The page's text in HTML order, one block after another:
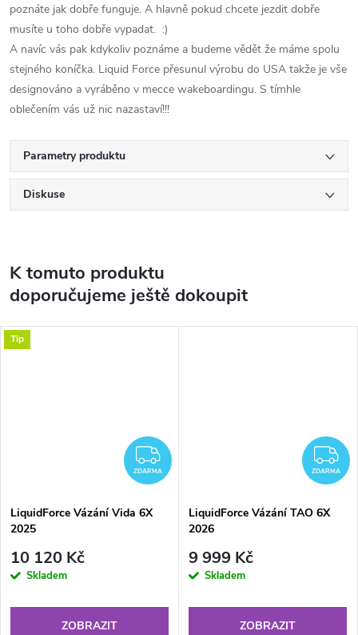
poznáte jak dobře funguje. A hlavně pokud chcete jezdit dobře
musíte u toho dobře vypadat. :)
A navíc vás pak kdykoliv poznáme a budeme vědět že máme spolu
stejného koníčka. Liquid Force přesunul výrobu do USA takže je vše
designováno a vyráběno v mecce wakeboardingu. S tímhle
oblečením vás už nic nazastaví!!!
Parametry produktu
Diskuse
K tomuto produktu
doporučujeme ještě dokoupit
Tip
ZDARMA
ZDARMA
LiquidForce Vázání Vida 6X
2025
10 120 Kč
Skladem
ZOBRAZIT
ZDARMA
LiquidForce Vázání TAO 6X
2026
9 999 Kč
Skladem
ZOBRAZIT